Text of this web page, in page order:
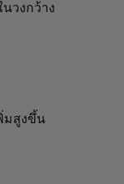
วงกว้าง
มสูงขึ้น